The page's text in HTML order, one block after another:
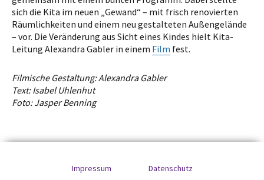
sich die Kita im neuen „Gewand“ – mit frisch renovierten
Räumlichkeiten und einem neu gestalteten Außengelände
– vor. Die Veränderung aus Sicht eines Kindes hielt Kita-
Leitung Alexandra Gabler in einem Film fest.
Filmische Gestaltung: Alexandra Gabler
Text: Isabel Uhlenhut
Foto: Jasper Benning
Impressum Datenschutz